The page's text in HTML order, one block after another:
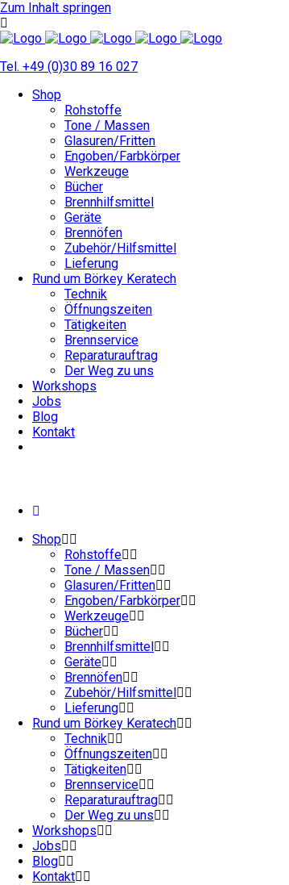
Zum Inhalt springen
Tel. +49 (0)30 89 16 027
Shop
Rohstoffe
Tone / Massen
Glasuren/Fritten
Engoben/Farbkörper
Werkzeuge
Bücher
Brennhilfsmittel
Geräte
Brennöfen
Zubehör/Hilfsmittel
Lieferung
Rund um Börkey Keratech
Technik
Öffnungszeiten
Tätigkeiten
Brennservice
Reparaturauftrag
Der Weg zu uns
Workshops
Jobs
Blog
Kontakt
Shop
Rohstoffe
Tone / Massen
Glasuren/Fritten
Engoben/Farbkörper
Werkzeuge
Bücher
Brennhilfsmittel
Geräte
Brennöfen
Zubehör/Hilfsmittel
Lieferung
Rund um Börkey Keratech
Technik
Öffnungszeiten
Tätigkeiten
Brennservice
Reparaturauftrag
Der Weg zu uns
Workshops
Jobs
Blog
Kontakt